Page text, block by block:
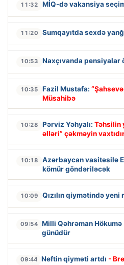
11:32 MİQ-də vakansiya
11:20 Sumqayıtda sexdə
10:53 Naxçıvanda pensiyalar
10:35 Fazil Mustafa:
Müsahibə
10:28 Pərviz Yəhyalı: Təhsilin
əlləri” çəkməyin
10:18
Azərbaycan vasitəsilə
kömür göndəriləcək
10:09 Qızılın qiymətində yeni
09:54 Milli Qəhrəman
günüdür
09:44 Neftin qiyməti artdı -